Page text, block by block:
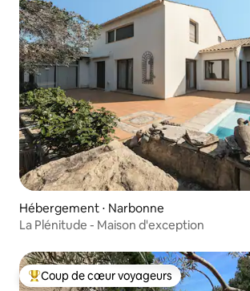
Hébergement ⋅ Narbonne
La Plénitude - Maison d'exception
Coups de cœur voyageurs les plus
Coup de cœur voyageurs